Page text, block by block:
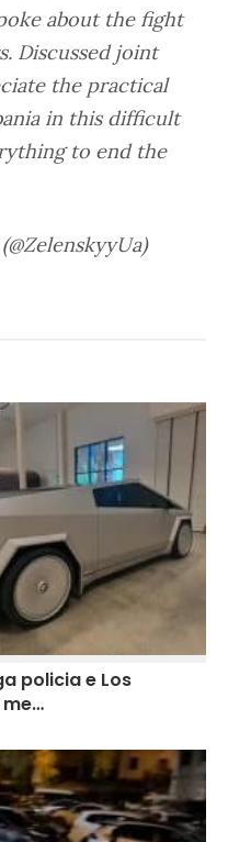
about the fight
Discussed joint
the practical
in this difficult
to end the
(@ZelenskyyUa)
policia e Los